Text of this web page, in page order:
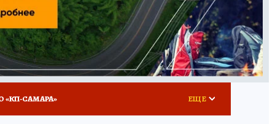
«КП-САМАРА» ЕЩЕ